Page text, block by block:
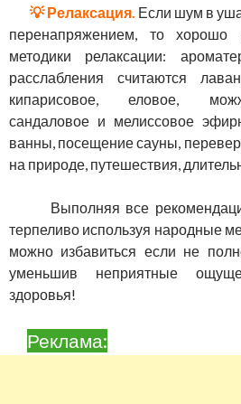
💡 Релаксация. Если шум в
перенапряжением, то хорошо
методики релаксации:
расслабления считаются
кипарисовое, еловое,
сандаловое и мелиссовое
ванны, посещение сауны,
на природе, путешествия,
Выполняя все
терпеливо используя народные
можно избавиться если не
уменьшив неприятные
здоровья!
Реклама: